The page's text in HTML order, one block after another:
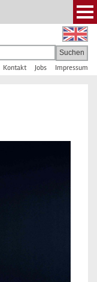
Kontakt Jobs Impressum